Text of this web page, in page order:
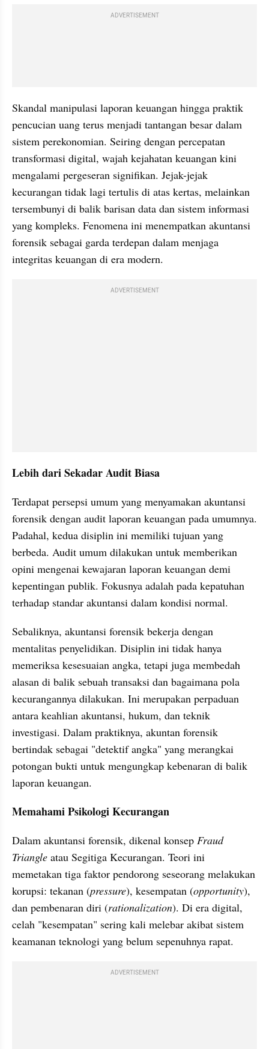
ADVERTISEMENT
Skandal manipulasi laporan keuangan hingga praktik
pencucian uang terus menjadi tantangan besar dalam
sistem perekonomian. Seiring dengan percepatan
transformasi digital, wajah kejahatan keuangan kini
mengalami pergeseran signifikan. Jejak-jejak
kecurangan tidak lagi tertulis di atas kertas, melainkan
tersembunyi di balik barisan data dan sistem informasi
yang kompleks. Fenomena ini menempatkan akuntansi
forensik sebagai garda terdepan dalam menjaga
integritas keuangan di era modern.
ADVERTISEMENT
Lebih dari Sekadar Audit Biasa
Terdapat persepsi umum yang menyamakan akuntansi
forensik dengan audit laporan keuangan pada umumnya.
Padahal, kedua disiplin ini memiliki tujuan yang
berbeda. Audit umum dilakukan untuk memberikan
opini mengenai kewajaran laporan keuangan demi
kepentingan publik. Fokusnya adalah pada kepatuhan
terhadap standar akuntansi dalam kondisi normal.
Sebaliknya, akuntansi forensik bekerja dengan
mentalitas penyelidikan. Disiplin ini tidak hanya
memeriksa kesesuaian angka, tetapi juga membedah
alasan di balik sebuah transaksi dan bagaimana pola
kecurangannya dilakukan. Ini merupakan perpaduan
antara keahlian akuntansi, hukum, dan teknik
investigasi. Dalam praktiknya, akuntan forensik
bertindak sebagai "detektif angka" yang merangkai
potongan bukti untuk mengungkap kebenaran di balik
laporan keuangan.
Memahami Psikologi Kecurangan
Dalam akuntansi forensik, dikenal konsep Fraud
Triangle atau Segitiga Kecurangan. Teori ini
memetakan tiga faktor pendorong seseorang melakukan
korupsi: tekanan (pressure), kesempatan (opportunity),
dan pembenaran diri (rationalization). Di era digital,
celah "kesempatan" sering kali melebar akibat sistem
keamanan teknologi yang belum sepenuhnya rapat.
ADVERTISEMENT